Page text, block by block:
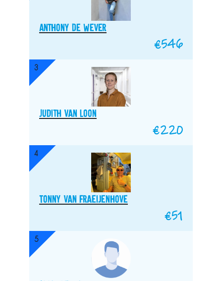
Anthony De Wever
€546
3
Judith van loon
€220
4
Tonny van Fraeijenhove
€51
5